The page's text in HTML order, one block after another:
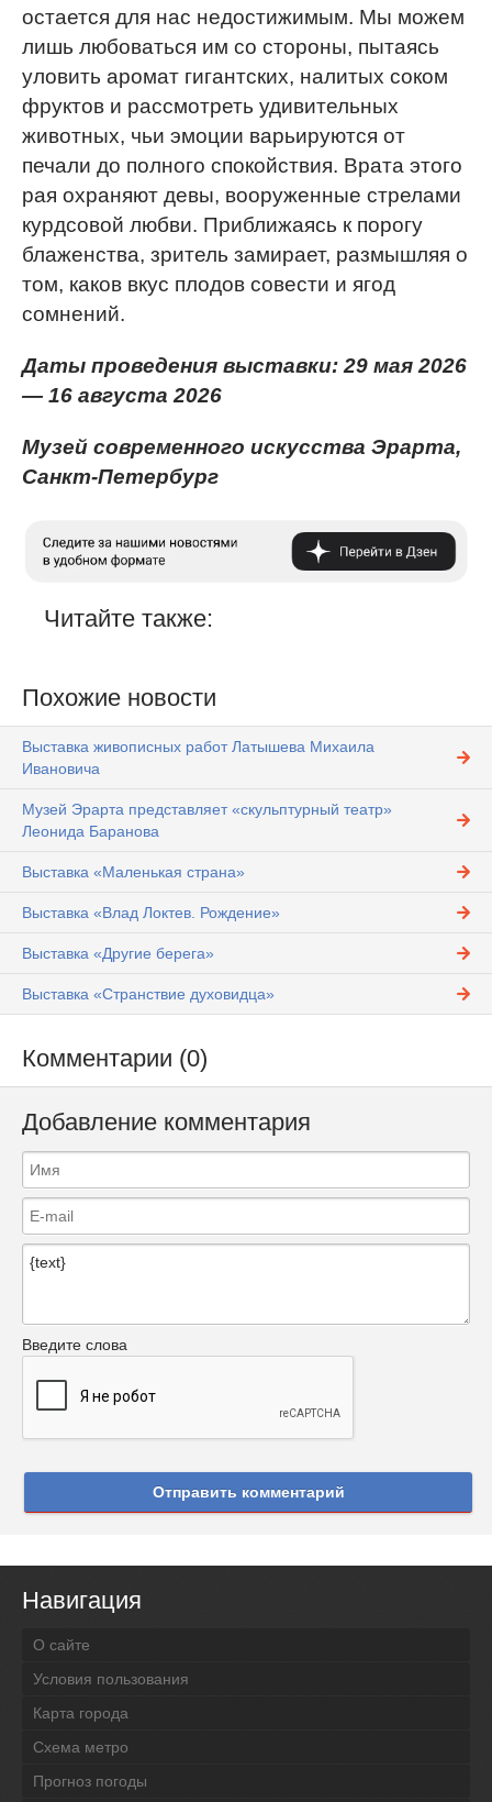
остается для нас недостижимым. Мы можем
лишь любоваться им со стороны, пытаясь
уловить аромат гигантских, налитых соком
фруктов и рассмотреть удивительных
животных, чьи эмоции варьируются от
печали до полного спокойствия. Врата этого
рая охраняют девы, вооруженные стрелами
курдсовой любви. Приближаясь к порогу
блаженства, зритель замирает, размышляя о
том, каков вкус плодов совести и ягод
сомнений.
Даты проведения выставки: 29 мая 2026
— 16 августа 2026
Музей современного искусства Эрарта,
Санкт-Петербург
Читайте также:
Похожие новости
Выставка живописных работ Латышева Михаила
Ивановича
Музей Эрарта представляет «скульптурный театр»
Леонида Баранова
Выставка «Маленькая страна»
Выставка «Влад Локтев. Рождение»
Выставка «Другие берега»
Выставка «Странствие духовидца»
Комментарии (0)
Добавление комментария
Введите слова
Отправить комментарий
Навигация
О сайте
Условия пользования
Карта города
Схема метро
Прогноз погоды